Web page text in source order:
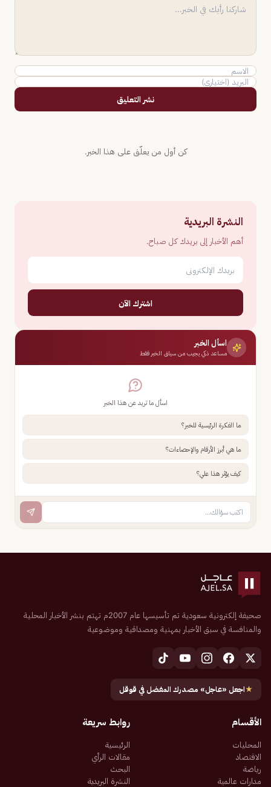
نشر التعليق
كن أول من يعلّق على هذا الخبر.
النشرة البريدية
أهم الأخبار إلى بريدك كل صباح.
اشترك الآن
اسأل الخبر
مساعد ذكي يجيب من سياق الخبر فقط
اسأل ما تريد عن هذا الخبر
ما الفكرة الرئيسية للخبر؟
ما هي أبرز الأرقام والإحصاءات؟
كيف يؤثر هذا علي؟
صحيفة إلكترونية سعودية تم تأسيسها عام 2007م تهتم بنشر الأخبار المحلية
والمنافسة في سبق الأخبار بمهنية ومصداقية وموضوعية
★اجعل «عاجل» مصدرك المفضل في قوقل
الأقسام
المحليات
الاقتصاد
رياضة
مدارات عالمية
روابط سريعة
الرئيسية
مقالات الرأي
البحث
النشرة البريدية